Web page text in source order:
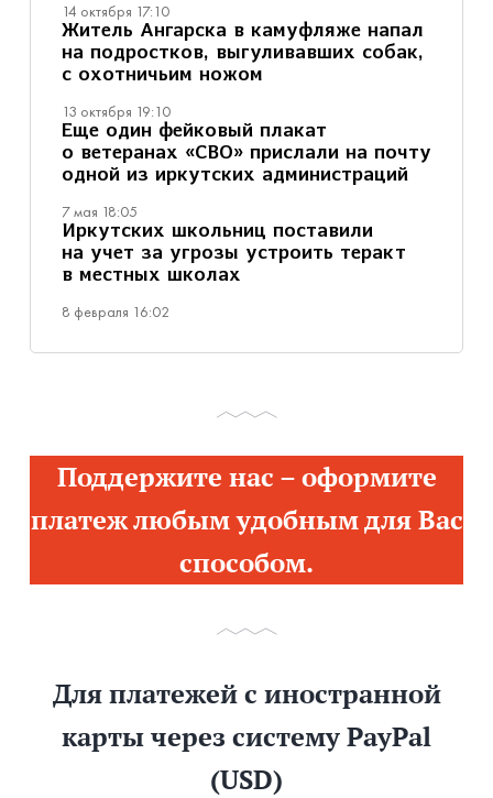
14 октября 17:10
Житель Ангарска в камуфляже напал
на подростков, выгуливавших собак,
с охотничьим ножом
13 октября 19:10
Еще один фейковый плакат
о ветеранах «СВО» прислали на почту
одной из иркутских администраций
7 мая 18:05
Иркутских школьниц поставили
на учет за угрозы устроить теракт
в местных школах
8 февраля 16:02
Поддержите нас – оформите
платеж любым удобным для Вас
способом.
Для платежей с иностранной
карты через систему PayPal
(USD)